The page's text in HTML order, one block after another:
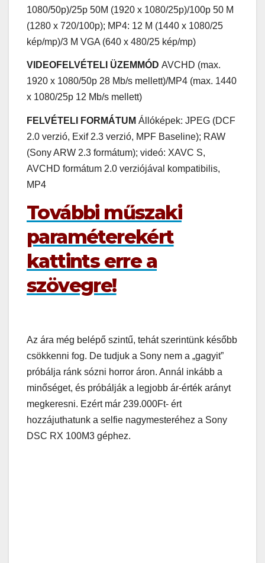
1080/50p)/25p 50M (1920 x 1080/25p)/100p 50 M
(1280 x 720/100p); MP4: 12 M (1440 x 1080/25
kép/mp)/3 M VGA (640 x 480/25 kép/mp)
VIDEOFELVÉTELI ÜZEMMÓD AVCHD (max.
1920 x 1080/50p 28 Mb/s mellett)/MP4 (max. 1440
x 1080/25p 12 Mb/s mellett)
FELVÉTELI FORMÁTUM Állóképek: JPEG (DCF
2.0 verzió, Exif 2.3 verzió, MPF Baseline); RAW
(Sony ARW 2.3 formátum); videó: XAVC S,
AVCHD formátum 2.0 verziójával kompatibilis,
MP4
További műszaki
paraméterekért
kattints erre a
szövegre!
Az ára még belépő szintű, tehát szerintünk később
csökkenni fog. De tudjuk a Sony nem a „gagyit”
próbálja ránk sózni horror áron. Annál inkább a
minőséget, és próbálják a legjobb ár-érték arányt
megkeresni. Ezért már 239.000Ft- ért
hozzájuthatunk a selfie nagymesteréhez a Sony
DSC RX 100M3 géphez.